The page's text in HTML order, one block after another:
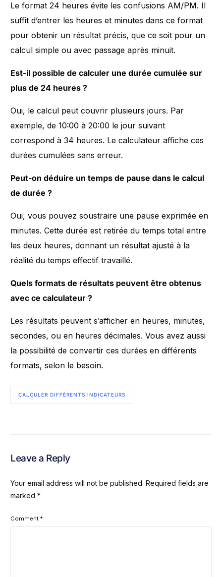
Le format 24 heures évite les confusions AM/PM. Il
suffit d’entrer les heures et minutes dans ce format
pour obtenir un résultat précis, que ce soit pour un
calcul simple ou avec passage après minuit.
Est-il possible de calculer une durée cumulée sur
plus de 24 heures ?
Oui, le calcul peut couvrir plusieurs jours. Par
exemple, de 10:00 à 20:00 le jour suivant
correspond à 34 heures. Le calculateur affiche ces
durées cumulées sans erreur.
Peut-on déduire un temps de pause dans le calcul
de durée ?
Oui, vous pouvez soustraire une pause exprimée en
minutes. Cette durée est retirée du temps total entre
les deux heures, donnant un résultat ajusté à la
réalité du temps effectif travaillé.
Quels formats de résultats peuvent être obtenus
avec ce calculateur ?
Les résultats peuvent s’afficher en heures, minutes,
secondes, ou en heures décimales. Vous avez aussi
la possibilité de convertir ces durées en différents
formats, selon le besoin.
CALCULER DIFFÉRENTS INDICATEURS
Leave a Reply
Your email address will not be published. Required fields are
marked*
Comment*